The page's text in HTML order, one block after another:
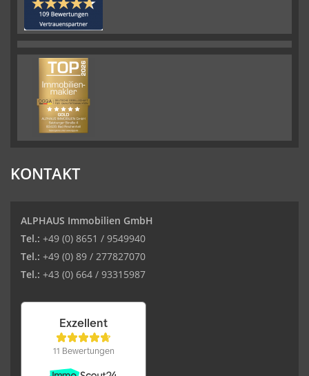
KONTAKT
ALPHAUS Immobilien GmbH
Tel.: +49 (0) 8651 / 9549940
Tel.: +49 (0) 89 / 277827070
Tel.: +43 (0) 664 / 93315987